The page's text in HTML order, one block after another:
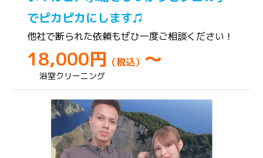
でピカピカにします♫
他社で断られた依頼もぜひ一度ご相談ください！
18,000円 （税込） ～
浴室クリーニング